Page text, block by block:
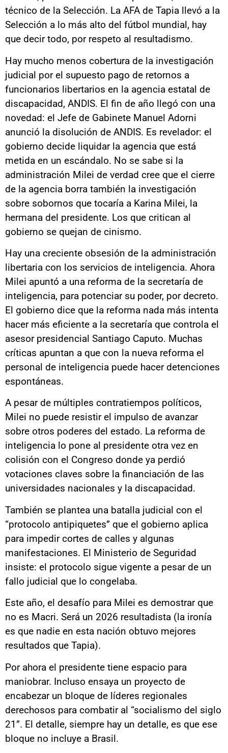
técnico de la Selección. La AFA de Tapia llevó a la
Selección a lo más alto del fútbol mundial, hay
que decir todo, por respeto al resultadismo.
Hay mucho menos cobertura de la investigación
judicial por el supuesto pago de retornos a
funcionarios libertarios en la agencia estatal de
discapacidad, ANDIS. El fin de año llegó con una
novedad: el Jefe de Gabinete Manuel Adorni
anunció la disolución de ANDIS. Es revelador: el
gobierno decide liquidar la agencia que está
metida en un escándalo. No se sabe si la
administración Milei de verdad cree que el cierre
de la agencia borra también la investigación
sobre sobornos que tocaría a Karina Milei, la
hermana del presidente. Los que critican al
gobierno se quejan de cinismo.
Hay una creciente obsesión de la administración
libertaria con los servicios de inteligencia. Ahora
Milei apuntó a una reforma de la secretaría de
inteligencia, para potenciar su poder, por decreto.
El gobierno dice que la reforma nada más intenta
hacer más eficiente a la secretaría que controla el
asesor presidencial Santiago Caputo. Muchas
críticas apuntan a que con la nueva reforma el
personal de inteligencia puede hacer detenciones
espontáneas.
A pesar de múltiples contratiempos políticos,
Milei no puede resistir el impulso de avanzar
sobre otros poderes del estado. La reforma de
inteligencia lo pone al presidente otra vez en
colisión con el Congreso donde ya perdió
votaciones claves sobre la financiación de las
universidades nacionales y la discapacidad.
También se plantea una batalla judicial con el
“protocolo antipiquetes” que el gobierno aplica
para impedir cortes de calles y algunas
manifestaciones. El Ministerio de Seguridad
insiste: el protocolo sigue vigente a pesar de un
fallo judicial que lo congelaba.
Este año, el desafío para Milei es demostrar que
no es Macri. Será un 2026 resultadista (la ironía
es que nadie en esta nación obtuvo mejores
resultados que Tapia).
Por ahora el presidente tiene espacio para
maniobrar. Incluso ensaya un proyecto de
encabezar un bloque de líderes regionales
derechosos para combatir al “socialismo del siglo
21”. El detalle, siempre hay un detalle, es que ese
bloque no incluye a Brasil.